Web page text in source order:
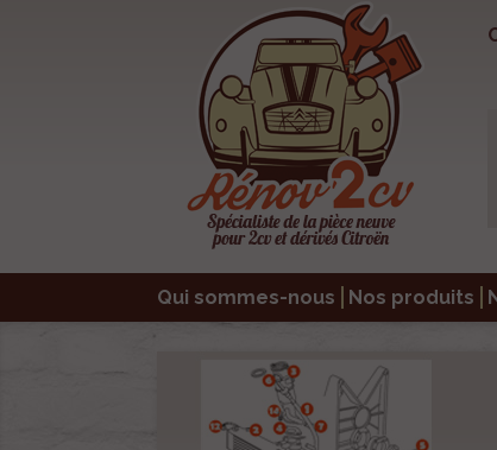
Qui sommes-nous Nos produits